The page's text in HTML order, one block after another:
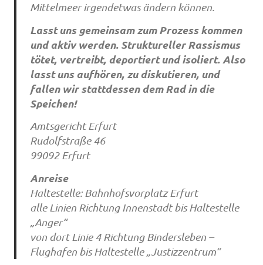
Mittelmeer irgendetwas ändern können.
Lasst uns gemeinsam zum Prozess kommen
und aktiv werden. Struktureller Rassismus
tötet, vertreibt, deportiert und isoliert. Also
lasst uns aufhören, zu diskutieren, und
fallen wir stattdessen dem Rad in die
Speichen!
Amtsgericht Erfurt
Rudolfstraße 46
99092 Erfurt
Anreise
Haltestelle: Bahnhofsvorplatz Erfurt
alle Linien Richtung Innenstadt bis Haltestelle
„Anger“
von dort Linie 4 Richtung Bindersleben –
Flughafen bis Haltestelle „Justizzentrum“